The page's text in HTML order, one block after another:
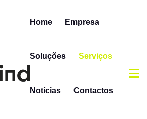
Home Empresa
Soluções Serviços
Notícias Contactos